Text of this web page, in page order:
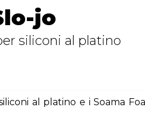
jo
siliconi al platino
al platino e i Soama